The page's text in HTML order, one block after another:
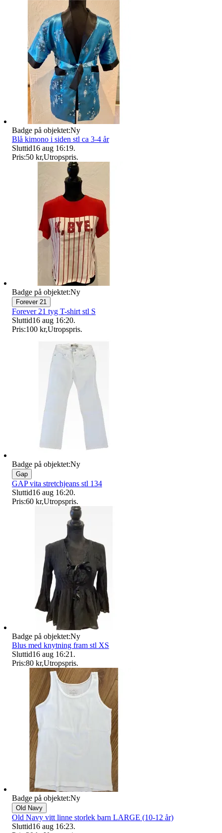
Badge på objektet:Ny
Blå kimono i siden stl ca 3-4 år
Sluttid16 aug 16:19.
Pris:50 kr,Utropspris.
Badge på objektet:Ny
Forever 21
Forever 21 tyg T-shirt stl S
Sluttid16 aug 16:20.
Pris:100 kr,Utropspris.
Badge på objektet:Ny
Gap
GAP vita stretchjeans stl 134
Sluttid16 aug 16:20.
Pris:60 kr,Utropspris.
Badge på objektet:Ny
Blus med knytning fram stl XS
Sluttid16 aug 16:21 .
Pris:80 kr,Utropspris.
Badge på objektet:Ny
Old Navy
Old Navy vitt linne storlek barn LARGE (10-12 år)
Sluttid16 aug 16:23.